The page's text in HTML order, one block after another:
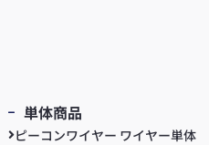
単体商品
ピーコンワイヤー ワイヤー単体